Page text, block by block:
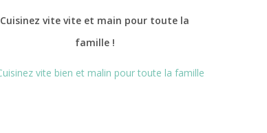
Cuisinez vite vite et main pour toute la
famille !